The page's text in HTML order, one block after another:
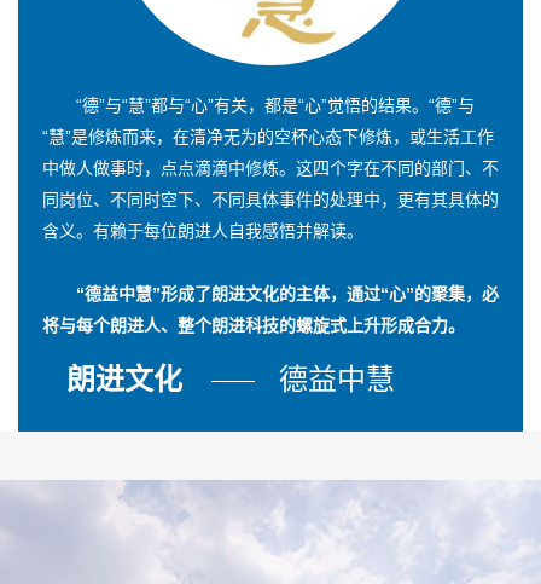
“德”与“慧”都与“心”有关，都是“心”觉悟的结果。“德”与
“慧”是修炼而来，在清净无为的空杯心态下修炼，或生活工作
中做人做事时，点点滴滴中修炼。这四个字在不同的部门、不
同岗位、不同时空下、不同具体事件的处理中，更有其具体的
含义。有赖于每位朗进人自我感悟并解读。
“德益中慧”形成了朗进文化的主体，通过“心”的聚集，必
将与每个朗进人、整个朗进科技的螺旋式上升形成合力。
朗进文化 德益中慧